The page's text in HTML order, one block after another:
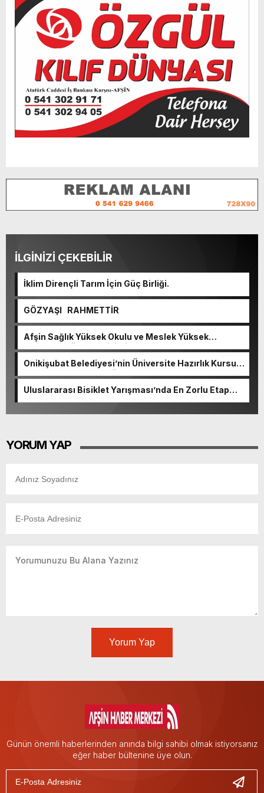
İLGİNİZİ ÇEKEBİLİR
İklim Dirençli Tarım İçin Güç Birliği.
GÖZYAŞI RAHMETTİR
Afşin Sağlık Yüksek Okulu ve Meslek Yüksek
Okulunda görev değişimi!
Onikişubat Belediyesi’nin Üniversite Hazırlık Kursu
başvurularında son gün 7 Ağustos.
Uluslararası Bisiklet Yarışması’nda En Zorlu Etap
YORUM YAP
Yorum Yap
Günün önemli haberlerinden anında bilgi sahibi olmak istiyorsanız
eğer haber bültenine üye olun.